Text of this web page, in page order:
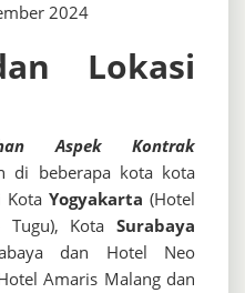
2024
Lokasi
Aspek Kontrak
di beberapa kota kota
Kota Yogyakarta (Hotel
Kota Surabaya
dan Hotel Neo
Amaris Malang dan